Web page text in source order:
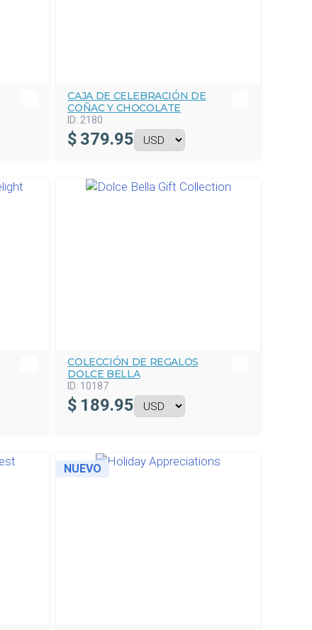
CAJA DE CELEBRACIÓN DE
COÑAC Y CHOCOLATE
ID: 2180
$ 379.95
COLECCIÓN DE REGALOS
DOLCE BELLA
ID: 10187
$ 189.95
NUEVO